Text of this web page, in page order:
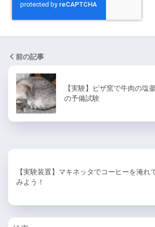
前の記事
【実験】ピザ窯で牛肉の塩
の予備試験
【実験装置】マキネッタでコーヒーを淹れ
みよう！